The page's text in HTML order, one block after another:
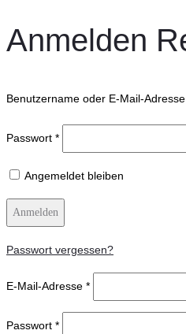
Anmelden
Benutzername oder E-Mail-Adresse
Passwort *
Angemeldet bleiben
Anmelden
Passwort vergessen?
E-Mail-Adresse *
Passwort *